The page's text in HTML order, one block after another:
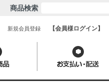
商品検索
新規会員登録 【会員様ログイン】